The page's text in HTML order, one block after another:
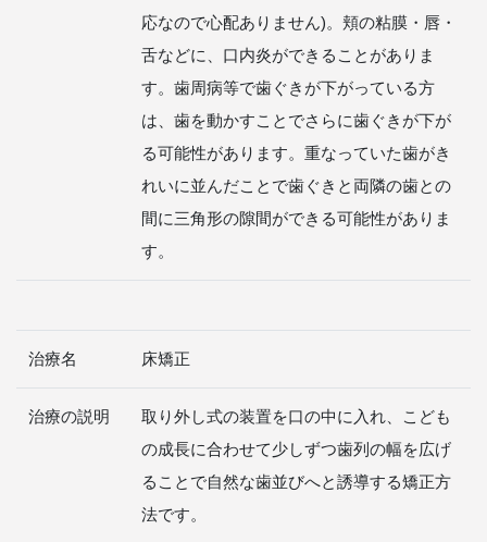
応なので心配ありません)。頬の粘膜・唇・
舌などに、口内炎ができることがありま
す。歯周病等で歯ぐきが下がっている方
は、歯を動かすことでさらに歯ぐきが下が
る可能性があります。重なっていた歯がき
れいに並んだことで歯ぐきと両隣の歯との
間に三角形の隙間ができる可能性がありま
す。
治療名 床矯正
治療の説明
取り外し式の装置を口の中に入れ、こども
の成長に合わせて少しずつ歯列の幅を広げ
ることで自然な歯並びへと誘導する矯正方
法です。